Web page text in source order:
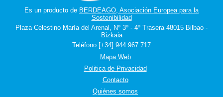
Es un producto de BERDEAGO, Asociación Europea para la
Sostenibilidad
Plaza Celestino María del Arenal, Nº 3º - 4º Trasera 48015 Bilbao -
Bizkaia
Teléfono [+34] 944 967 717
Mapa Web
Politica de Privacidad
Contacto
Quiénes somos